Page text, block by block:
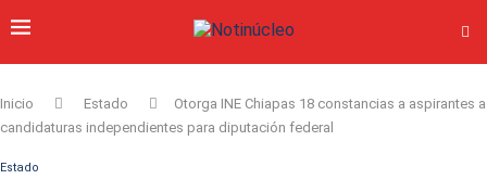
Inicio Estado
Otorga INE Chiapas 18 constancias a aspirantes a
candidaturas independientes para diputación federal
Estado